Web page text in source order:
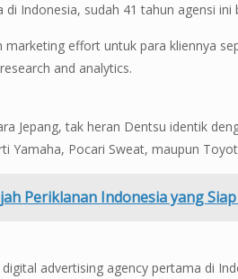
Indonesia, sudah 41 tahun agensi ini
effort untuk para kliennya
and analytics.
Jepang, tak heran Dentsu identik
Yamaha, Pocari Sweat, maupun
Periklanan Indonesia yang
advertising agency pertama di